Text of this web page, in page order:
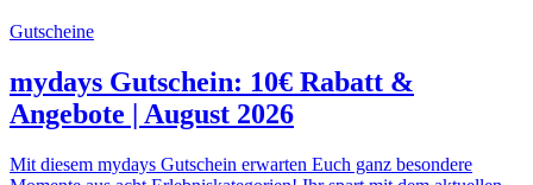
Gutscheine
mydays Gutschein: 10€ Rabatt &
Angebote | August 2026
Mit diesem mydays Gutschein erwarten Euch ganz besondere